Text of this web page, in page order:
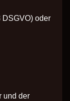
DSGVO) oder
und der